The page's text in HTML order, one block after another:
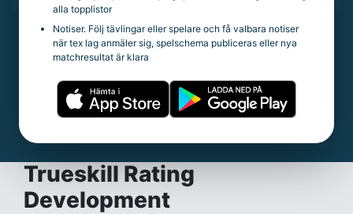
alla topplistor
Notiser. Följ tävlingar eller spelare och få valbara notiser
när tex lag anmäler sig, spelschema publiceras eller nya
matchresultat är klara
Statistik
Trueskill Rating:18.84
Spelade matcher:61
Vinstprocent:54.1%
Trueskill Rating
Development